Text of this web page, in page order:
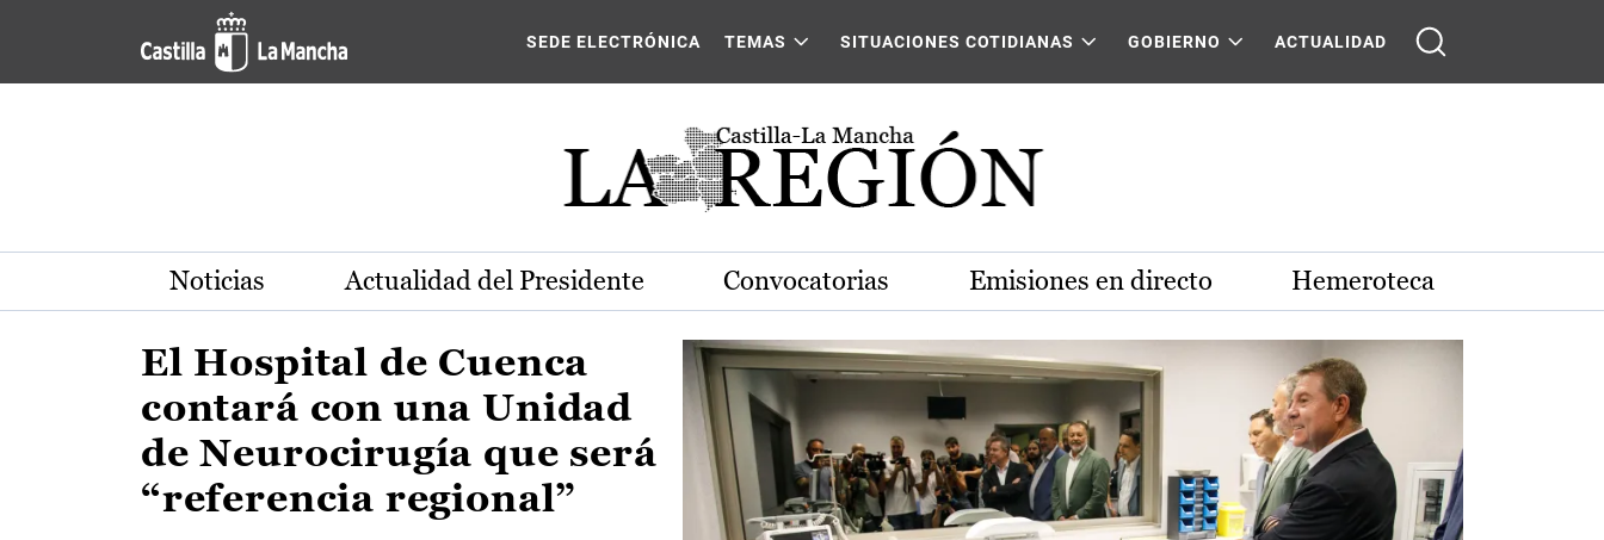
Pasar al contenido principal
Actualidad de la región de Castilla-La Mancha
SEDE ELECTRÓNICA TEMAS SITUACIONES COTIDIANAS GOBIERNO ACTUALIDAD
Noticias Actualidad del Presidente Convocatorias Emisiones en directo Hemeroteca
El Hospital de Cuenca
contará con una Unidad
de Neurocirugía que será
“referencia regional”